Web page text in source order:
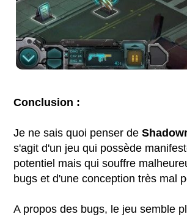
Conclusion :
Je ne sais quoi penser de
s'agit d'un jeu qui possède
potentiel mais qui souffre
bugs et d'une conception très mal
A propos des bugs, le jeu semble